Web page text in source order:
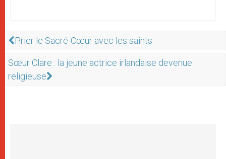
Prier le Sacré-Cœur avec les saints
Sœur Clare : la jeune actrice irlandaise devenue
religieuse